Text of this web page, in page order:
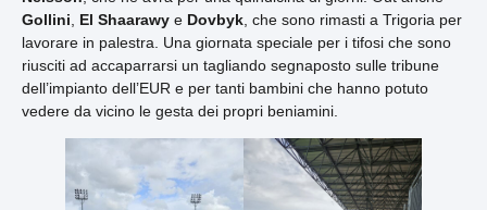
Gollini
El Shaarawy e Dovbyk , che sono rimasti a Trigoria per
lavorare in palestra. Una giornata speciale per i tifosi che sono
riusciti ad accaparrarsi un tagliando segnaposto sulle tribune
dell’impianto dell’EUR e per tanti bambini che hanno potuto
vedere da vicino le gesta dei propri beniamini.